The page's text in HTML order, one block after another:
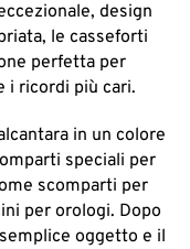
design
le casseforti
perfetta per
i ricordi più cari.
in un colore
speciali per
scomparti per
per orologi. Dopo
oggetto e il